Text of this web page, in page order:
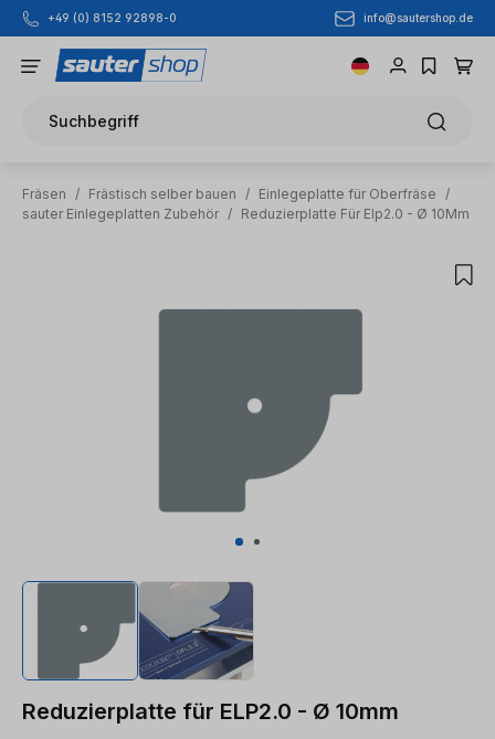
Zum Hauptinhalt springen
+49 (0) 8152 92898-0 info@sautershop.de
Suchbegriff
Fräsen / Frästisch selber bauen / Einlegeplatte für Oberfräse
/
sauter Einlegeplatten Zubehör / Reduzierplatte Für Elp2.0 - Ø 10Mm
Reduzierplatte für ELP2.0 - Ø 10mm